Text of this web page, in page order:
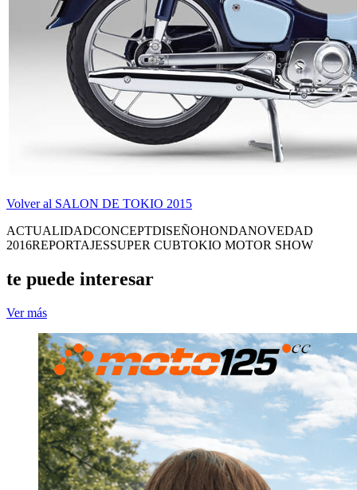
Volver al SALON DE TOKIO 2015
ACTUALIDADCONCEPTDISEÑOHONDANOVEDAD
2016REPORTAJESSUPER CUBTOKIO MOTOR SHOW
te puede interesar
Ver más